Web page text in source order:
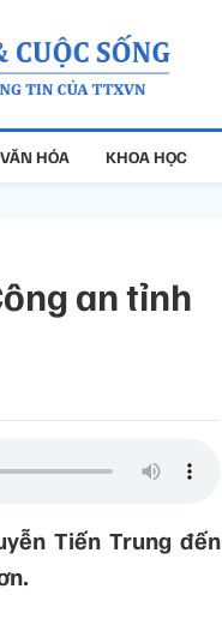
VĂN HÓA KHOA HỌC
an tỉnh
Tiến Trung đến